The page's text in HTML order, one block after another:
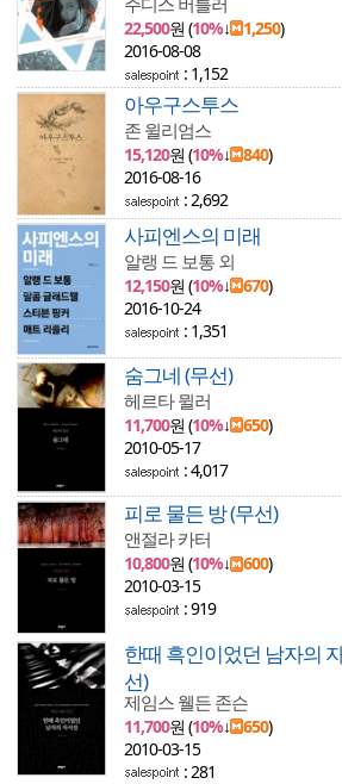
22,500원 (10%↓ 1,250)
2016-08-08
: 1,152
아우구스투스
존 윌리엄스
15,120원 (10%↓ 840)
2016-08-16
: 2,692
사피엔스의 미래
알랭 드 보통 외
12,150원 (10%↓ 670)
2016-10-24
: 1,351
숨그네 (무선)
헤르타 뮐러
11,700원 (10%↓ 650)
2010-05-17
: 4,017
피로 물든 방 (무선)
앤절라 카터
10,800원 (10%↓ 600)
2010-03-15
: 919
한때 흑인이었던 남자의
선)
제임스 웰든 존슨
11,700원 (10%↓ 650)
2010-03-15
: 281